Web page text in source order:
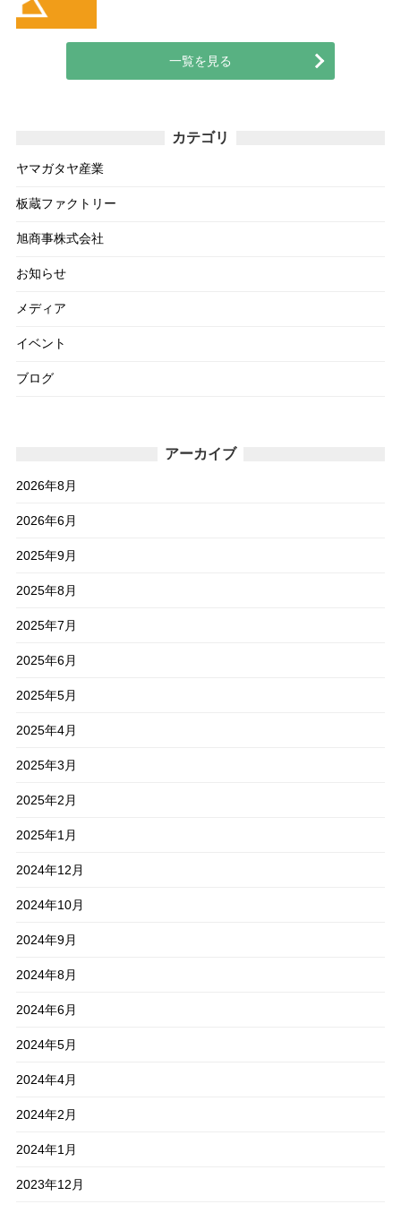
一覧を見る
カテゴリ
ヤマガタヤ産業
板蔵ファクトリー
旭商事株式会社
お知らせ
メディア
イベント
ブログ
アーカイブ
2026年8月
2026年6月
2025年9月
2025年8月
2025年7月
2025年6月
2025年5月
2025年4月
2025年3月
2025年2月
2025年1月
2024年12月
2024年10月
2024年9月
2024年8月
2024年6月
2024年5月
2024年4月
2024年2月
2024年1月
2023年12月